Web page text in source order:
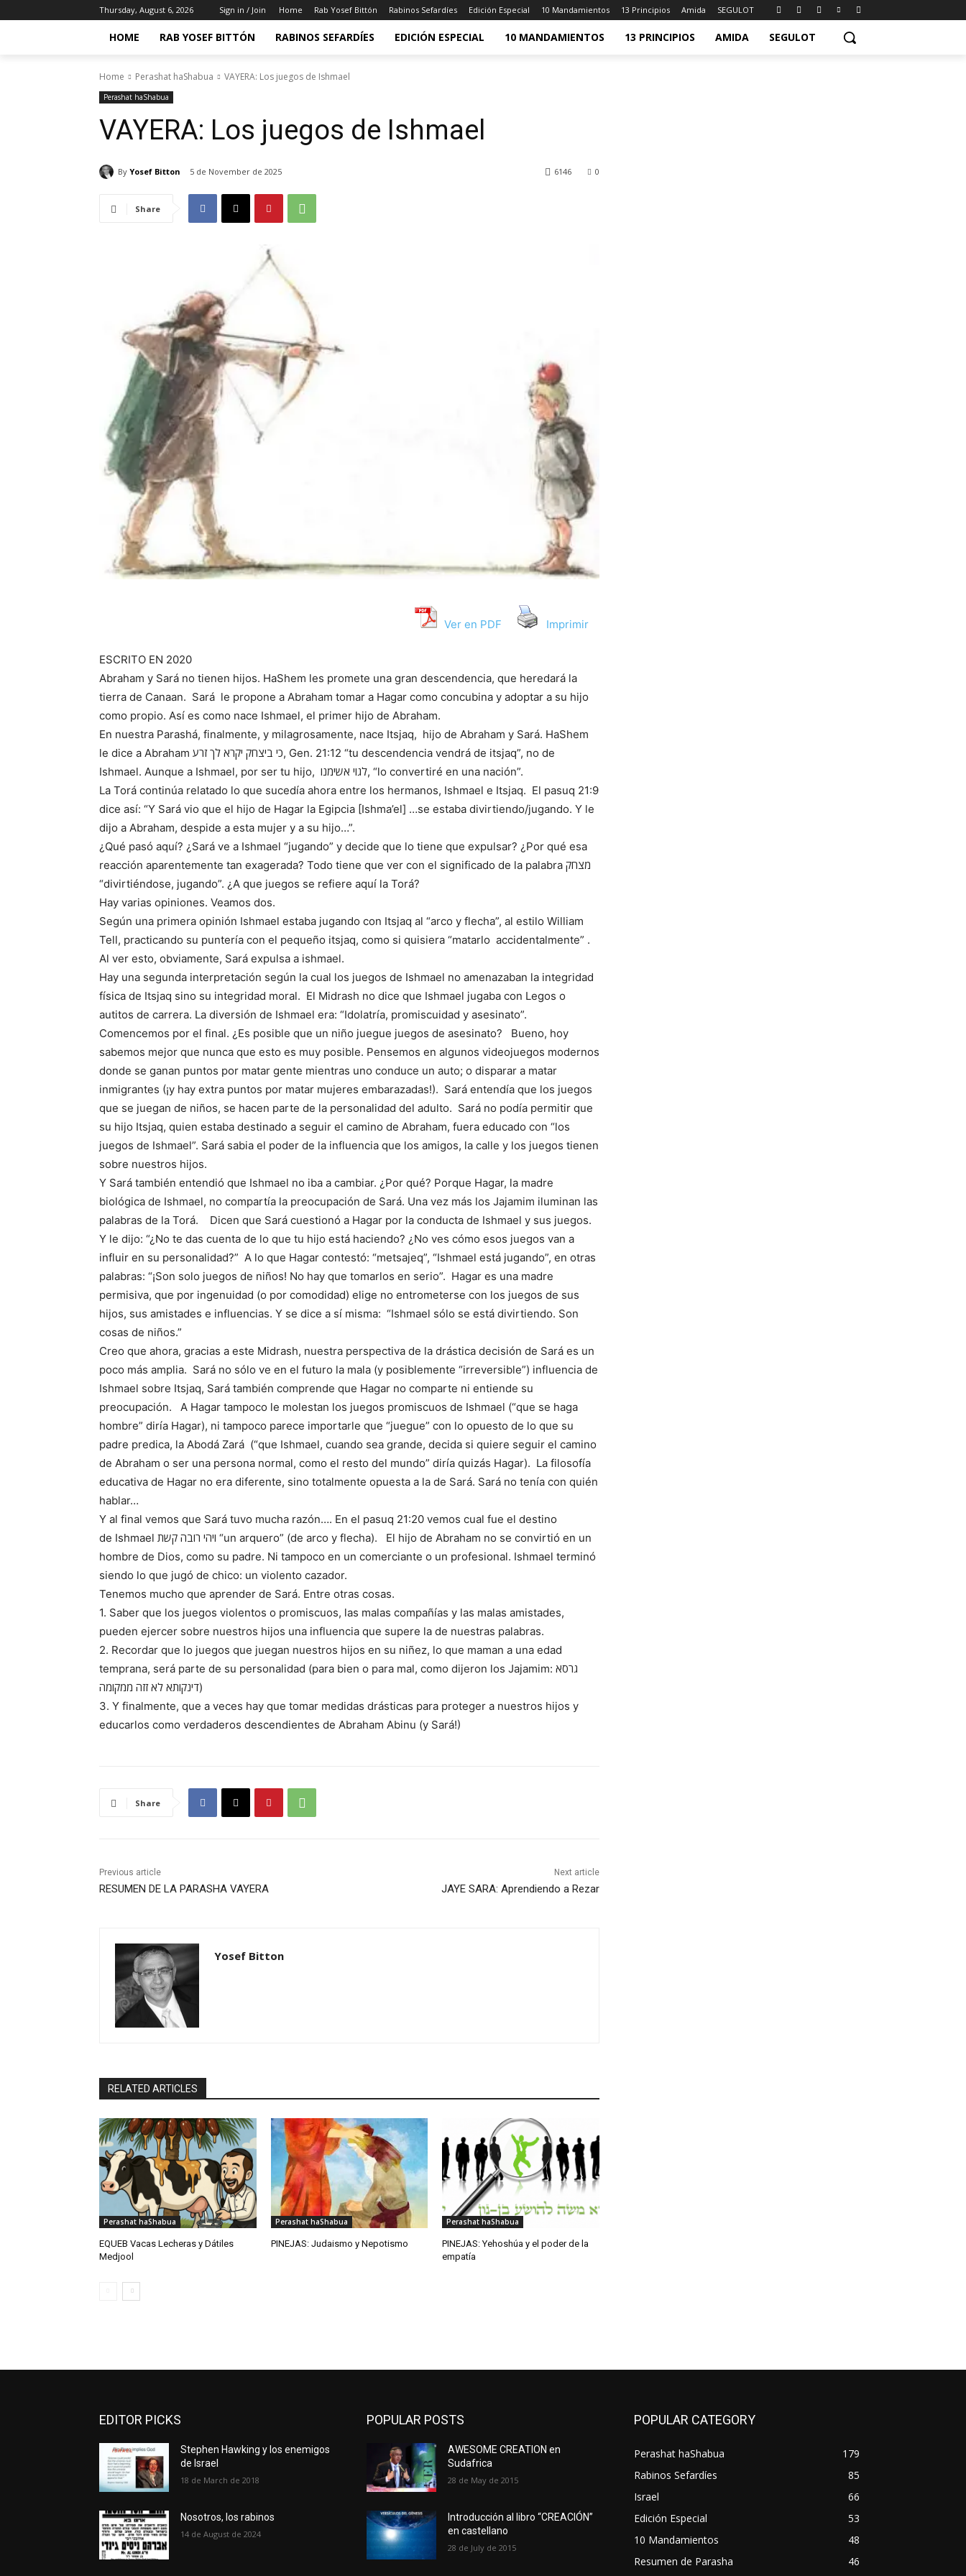
Thursday, August 6, 2026 Sign in / Join Home Rab Yosef Bittón Rabinos Sefardíes Edición Especial 10 Mandamientos 13 Principios Amida SEGULOT
HOME RAB YOSEF BITTÓN RABINOS SEFARDÍES EDICIÓN ESPECIAL 10 MANDAMIENTOS 13 PRINCIPIOS AMIDA SEGULOT
Home Perashat haShabua VAYERA: Los juegos de Ishmael
Perashat haShabua
VAYERA: Los juegos de Ishmael
By Yosef Bitton 5 de November de 2025 0
6146
Share
Ver en PDF Imprimir
ESCRITO EN 2020
Abraham y Sará no tienen hijos. HaShem les promete una gran descendencia, que heredará la
tierra de Canaan. Sará le propone a Abraham tomar a Hagar como concubina y adoptar a su hijo
como propio. Así es como nace Ishmael, el primer hijo de Abraham.
En nuestra Parashá, finalmente, y milagrosamente, nace Itsjaq, hijo de Abraham y Sará. HaShem
le dice a Abraham כי ביצחק יקרא לך זרע, Gen. 21:12 “tu descendencia vendrá de itsjaq”, no de
Ishmael. Aunque a Ishmael, por ser tu hijo, לגוי אשימנו, “lo convertiré en una nación”.
La Torá continúa relatado lo que sucedía ahora entre los hermanos, Ishmael e Itsjaq. El pasuq 21:9
dice así: “Y Sará vio que el hijo de Hagar la Egipcia [Ishma’el] …se estaba divirtiendo/jugando. Y le
dijo a Abraham, despide a esta mujer y a su hijo…”.
¿Qué pasó aquí? ¿Sará ve a Ishmael “jugando” y decide que lo tiene que expulsar? ¿Por qué esa
reacción aparentemente tan exagerada? Todo tiene que ver con el significado de la palabra מצחק
“divirtiéndose, jugando”. ¿A que juegos se refiere aquí la Torá?
Hay varias opiniones. Veamos dos.
Según una primera opinión Ishmael estaba jugando con Itsjaq al “arco y flecha”, al estilo William
Tell, practicando su puntería con el pequeño itsjaq, como si quisiera “matarlo accidentalmente” .
Al ver esto, obviamente, Sará expulsa a ishmael.
Hay una segunda interpretación según la cual los juegos de Ishmael no amenazaban la integridad
física de Itsjaq sino su integridad moral. El Midrash no dice que Ishmael jugaba con Legos o
autitos de carrera. La diversión de Ishmael era: “Idolatría, promiscuidad y asesinato”.
Comencemos por el final. ¿Es posible que un niño juegue juegos de asesinato? Bueno, hoy
sabemos mejor que nunca que esto es muy posible. Pensemos en algunos videojuegos modernos
donde se ganan puntos por matar gente mientras uno conduce un auto; o disparar a matar
inmigrantes (¡y hay extra puntos por matar mujeres embarazadas!). Sará entendía que los juegos
que se juegan de niños, se hacen parte de la personalidad del adulto. Sará no podía permitir que
su hijo Itsjaq, quien estaba destinado a seguir el camino de Abraham, fuera educado con “los
juegos de Ishmael”. Sará sabia el poder de la influencia que los amigos, la calle y los juegos tienen
sobre nuestros hijos.
Y Sará también entendió que Ishmael no iba a cambiar. ¿Por qué? Porque Hagar, la madre
biológica de Ishmael, no compartía la preocupación de Sará. Una vez más los Jajamim iluminan las
palabras de la Torá. Dicen que Sará cuestionó a Hagar por la conducta de Ishmael y sus juegos.
Y le dijo: “¿No te das cuenta de lo que tu hijo está haciendo? ¿No ves cómo esos juegos van a
influir en su personalidad?” A lo que Hagar contestó: “metsajeq”, “Ishmael está jugando”, en otras
palabras: “¡Son solo juegos de niños! No hay que tomarlos en serio”. Hagar es una madre
permisiva, que por ingenuidad (o por comodidad) elige no entrometerse con los juegos de sus
hijos, sus amistades e influencias. Y se dice a sí misma: “Ishmael sólo se está divirtiendo. Son
cosas de niños.”
Creo que ahora, gracias a este Midrash, nuestra perspectiva de la drástica decisión de Sará es un
poco más amplia. Sará no sólo ve en el futuro la mala (y posiblemente “irreversible”) influencia de
Ishmael sobre Itsjaq, Sará también comprende que Hagar no comparte ni entiende su
preocupación. A Hagar tampoco le molestan los juegos promiscuos de Ishmael (“que se haga
hombre” diría Hagar), ni tampoco parece importarle que “juegue” con lo opuesto de lo que su
padre predica, la Abodá Zará (“que Ishmael, cuando sea grande, decida si quiere seguir el camino
de Abraham o ser una persona normal, como el resto del mundo” diría quizás Hagar). La filosofía
educativa de Hagar no era diferente, sino totalmente opuesta a la de Sará. Sará no tenía con quién
hablar…
Y al final vemos que Sará tuvo mucha razón…. En el pasuq 21:20 vemos cual fue el destino
de Ishmael ויהי רובה קשת “un arquero” (de arco y flecha). El hijo de Abraham no se convirtió en un
hombre de Dios, como su padre. Ni tampoco en un comerciante o un profesional. Ishmael terminó
siendo lo que jugó de chico: un violento cazador.
Tenemos mucho que aprender de Sará. Entre otras cosas.
1. Saber que los juegos violentos o promiscuos, las malas compañías y las malas amistades,
pueden ejercer sobre nuestros hijos una influencia que supere la de nuestras palabras.
2. Recordar que lo juegos que juegan nuestros hijos en su niñez, lo que maman a una edad
temprana, será parte de su personalidad (para bien o para mal, como dijeron los Jajamim: גרסא
דינקותא לא זזה ממקומה)
3. Y finalmente, que a veces hay que tomar medidas drásticas para proteger a nuestros hijos y
educarlos como verdaderos descendientes de Abraham Abinu (y Sará!)
Share
Previous article
RESUMEN DE LA PARASHA VAYERA
Next article
JAYE SARA: Aprendiendo a Rezar
Yosef Bitton
RELATED ARTICLES
Perashat haShabua
EQUEB Vacas Lecheras y Dátiles
Medjool
Perashat haShabua
PINEJAS: Judaismo y Nepotismo
Perashat haShabua
PINEJAS: Yehoshúa y el poder de la
empatía
EDITOR PICKS
Stephen Hawking y los enemigos
de Israel
18 de March de 2018
Nosotros, los rabinos
14 de August de 2024
POPULAR POSTS
AWESOME CREATION en
Sudafrica
28 de May de 2015
Introducción al libro “CREACIÓN”
en castellano
28 de July de 2015
POPULAR CATEGORY
Perashat haShabua
179
Rabinos Sefardíes
85
Israel
66
Edición Especial
53
10 Mandamientos
48
Resumen de Parasha
46